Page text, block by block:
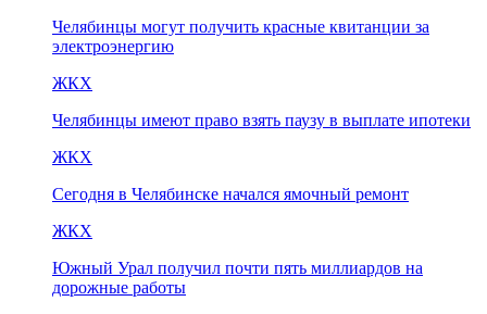
Челябинцы могут получить красные квитанции за
электроэнергию
ЖКХ
Челябинцы имеют право взять паузу в выплате ипотеки
ЖКХ
Сегодня в Челябинске начался ямочный ремонт
ЖКХ
Южный Урал получил почти пять миллиардов на
дорожные работы